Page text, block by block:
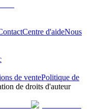
Centre d'aideNous
de ventePolitique de
de droits d'auteur